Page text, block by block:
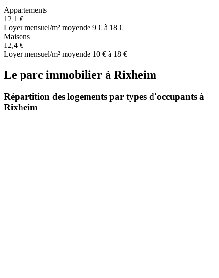
Appartements
12,1 €
Loyer mensuel/m² moyende 9 € à 18 €
Maisons
12,4 €
Loyer mensuel/m² moyende 10 € à 18 €
Le parc immobilier à Rixheim
Répartition des logements par types d'occupants à
Rixheim